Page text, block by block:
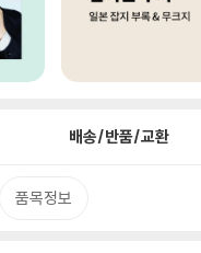
배송/반품/교환
품목정보